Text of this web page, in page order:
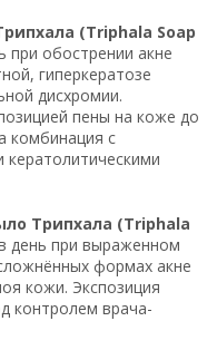
(Triphala Soap
при обострении акне
гиперкератозе
дисхромии.
пены на коже до
комбинация с
Трипхала (Triphala
день при выраженном
формах акне
кожи. Экспозиция
контролем врача-